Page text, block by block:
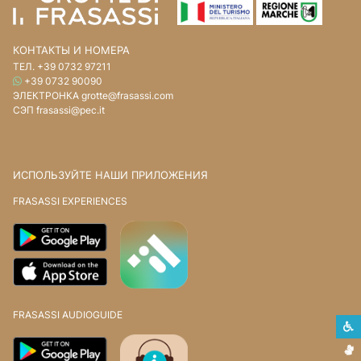
КОНТАКТЫ И НОМЕРА
ТЕЛ. +39 0732 97211
WHATSAPP
+39 0732 90090
ЭЛЕКТРОНКА grotte@frasassi.com
СЭП frasassi@pec.it
ИСПОЛЬЗУЙТЕ НАШИ ПРИЛОЖЕНИЯ
FRASASSI EXPERIENCES
FRASASSI AUDIOGUIDE